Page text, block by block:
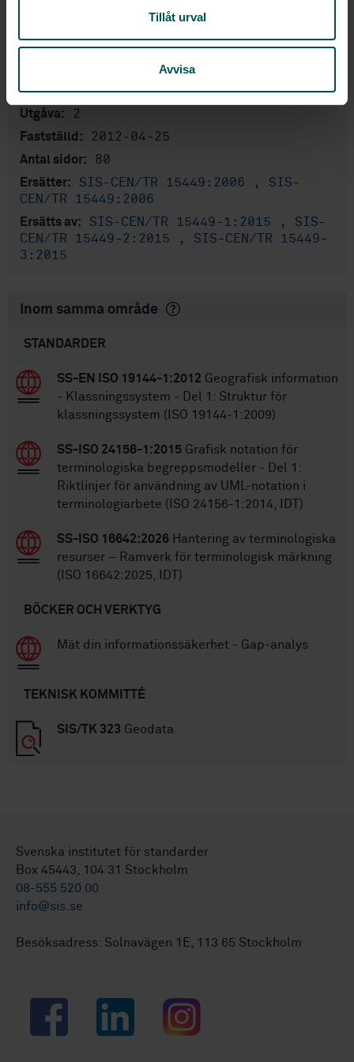
Tillåt urval
Avvisa
Geographic information -
Standards, specifications, technical
reports and guidelines, required to
implement Spatial Data Infrastructures
Artikelnummer:STD-86168
Utgåva: 2
Fastställd: 2012-04-25
Antal sidor: 80
Ersätter: SIS-CEN/TR 15449:2006 , SIS-
CEN/TR 15449:2006
Ersätts av: SIS-CEN/TR 15449-1:2015 , SIS-
CEN/TR 15449-2:2015
, SIS-CEN/TR 15449-
3:2015
Inom samma område
STANDARDER
SS-EN ISO 19144-1:2012 Geografisk information
- Klassningssystem - Del 1: Struktur för
klassningssystem (ISO 19144-1:2009)
SS-ISO 24156-1:2015 Grafisk notation för
terminologiska begreppsmodeller - Del 1:
Riktlinjer för användning av UML-notation i
terminologiarbete (ISO 24156-1:2014, IDT)
SS-ISO 16642:2026 Hantering av terminologiska
resurser – Ramverk för terminologisk märkning
(ISO 16642:2025, IDT)
BÖCKER OCH VERKTYG
Mät din informationssäkerhet - Gap-analys
TEKNISK KOMMITTÉ
SIS/TK 323 Geodata
Svenska institutet för standarder
Box 45443, 104 31 Stockholm
08-555 520 00
info@sis.se
Besöksadress: Solnavägen 1E, 113 65 Stockholm
Facebook LinkedIn Instagram